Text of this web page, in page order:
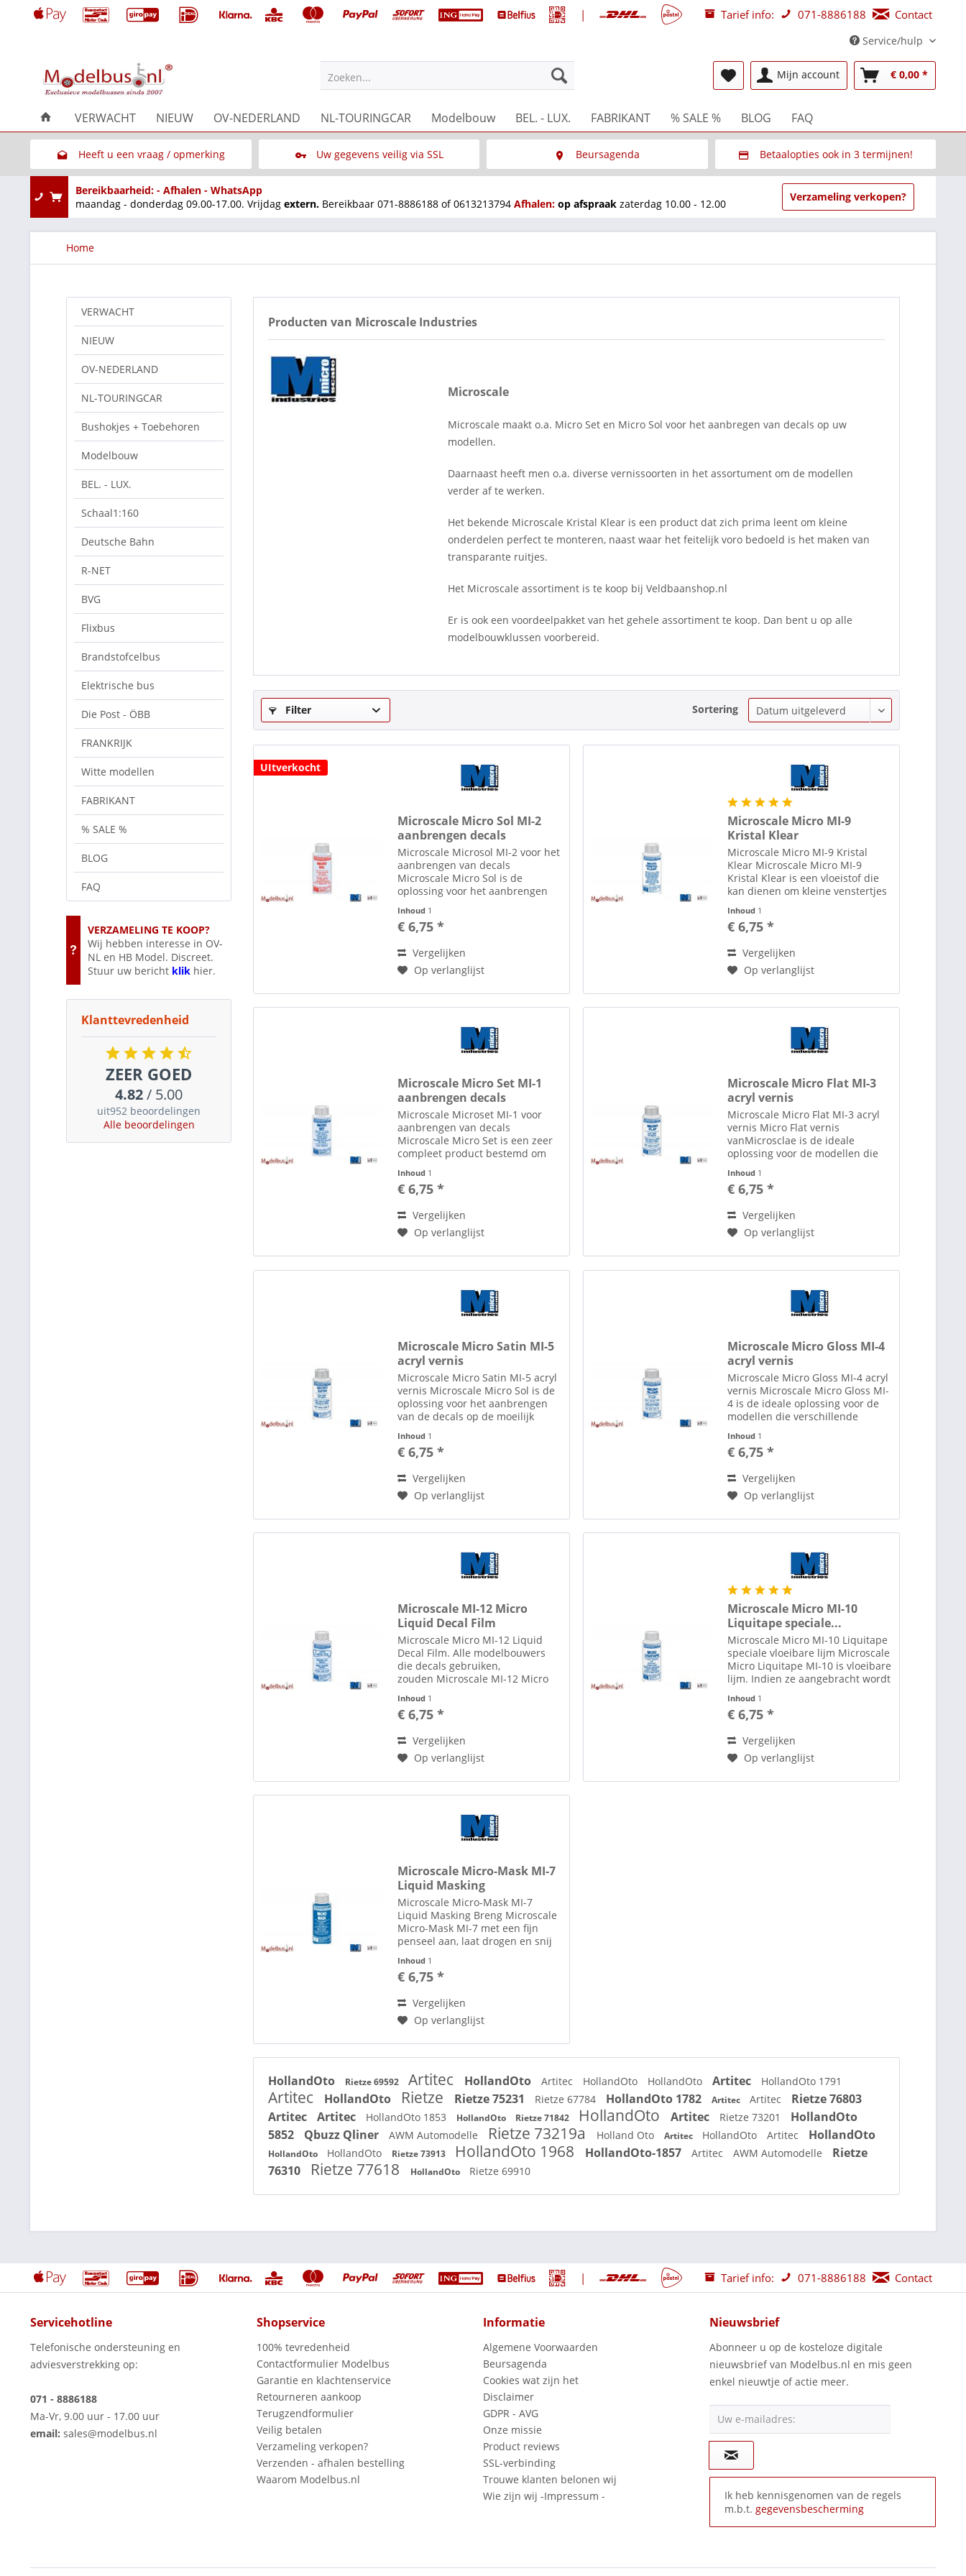
| Tarief info: 071-8886188 Contact
Service/hulp
Zoeken... Mijn account € 0,00 *
VERWACHT NIEUW OV-NEDERLAND NL-TOURINGCAR Modelbouw BEL. - LUX. FABRIKANT % SALE % BLOG FAQ
Heeft u een vraag / opmerking
Link naar het contactformulier
Uw gegevens veilig via SSL Beursagenda Betaalopties ook in 3 termijnen!
Via Multisafepay (veilig via SSL)
Bereikbaarheid: - Afhalen - WhatsApp
maandag - donderdag 09.00-17.00. Vrijdag extern. Bereikbaar 071-8886188 of 0613213794 Afhalen: op afspraak zaterdag 10.00 - 12.00
Verzameling verkopen?
Home
VERWACHT
NIEUW
OV-NEDERLAND
NL-TOURINGCAR
Bushokjes + Toebehoren
Modelbouw
BEL. - LUX.
Schaal1:160
Deutsche Bahn
R-NET
BVG
Flixbus
Brandstofcelbus
Elektrische bus
Die Post - ÖBB
FRANKRIJK
Witte modellen
FABRIKANT
% SALE %
BLOG
FAQ
VERZAMELING TE KOOP?
Wij hebben interesse in OV-
NL en HB Model. Discreet.
Stuur uw bericht klik hier.
Klanttevredenheid
ZEER GOED
4.82/ 5.00
uit952 beoordelingen
Alle beoordelingen
Producten van Microscale Industries
Microscale
Microscale maakt o.a. Micro Set en Micro Sol voor het aanbregen van decals op uw
modellen.
Daarnaast heeft men o.a. diverse vernissoorten in het assortument om de modellen
verder af te werken.
Het bekende Microscale Kristal Klear is een product dat zich prima leent om kleine
onderdelen perfect te monteren, naast waar het feitelijk voro bedoeld is het maken van
transparante ruitjes.
Het Microscale assortiment is te koop bij Veldbaanshop.nl
Er is ook een voordeelpakket van het gehele assortiment te koop. Dan bent u op alle
modelbouwklussen voorbereid.
Filter Sortering
UItverkocht
Microscale Micro Sol MI-2
aanbrengen decals
Microscale Microsol MI-2 voor het
aanbrengen van decals
Microscale Micro Sol is de
oplossing voor het aanbrengen
bereikbare plaatsen. Kenmerk
van Micro Sol: Het maakt de decal
Inhoud 1
€ 6,75 *
Vergelijken
Op verlanglijst
Microscale Micro MI-9
Kristal Klear
Microscale Micro MI-9 Kristal
Klear Microscale Micro MI-9
Kristal Klear is een vloeistof die
kan dienen om kleine venstertjes
6/7mm. Het is ook een lijm voor
het monteren van doorzichtige
Inhoud 1
€ 6,75 *
Vergelijken
Op verlanglijst
Microscale Micro Set MI-1
aanbrengen decals
Microscale Microset MI-1 voor
aanbrengen van decals
Microscale Micro Set is een zeer
compleet product bestemd om
vergemakkelijken. Dit product
mag rechtstreeks op het
aangebracht worden...
Inhoud 1
€ 6,75 *
Vergelijken
Op verlanglijst
Microscale Micro Flat MI-3
acryl vernis
Microscale Micro Flat MI-3 acryl
vernis Micro Flat vernis
vanMicrosclae is de ideale
oplossing voor de modellen die
vergen. Inderdaad, Micros coat
satin (satijn), Micros coat flat
Inhoud 1
€ 6,75 *
Vergelijken
Op verlanglijst
Microscale Micro Satin MI-5
acryl vernis
Microscale Micro Satin MI-5 acryl
vernis Microscale Micro Sol is de
oplossing voor het aanbrengen
van de decals op de moeilijk
van Micro Sol: Het maakt de decal
volledig zacht, wat deze toelaat
Inhoud 1
€ 6,75 *
Vergelijken
Op verlanglijst
Microscale Micro Gloss MI-4
acryl vernis
Microscale Micro Gloss MI-4 acryl
vernis Microscale Micro Gloss MI-
4 is de ideale oplossing voor de
modellen die verschillende
Micro Coat Satin (satijn), Micro
Coat FLAT (mat) en Micro Coat
Inhoud 1
€ 6,75 *
Vergelijken
Op verlanglijst
Microscale MI-12 Micro
Liquid Decal Film
Microscale Micro MI-12 Liquid
Decal Film. Alle modelbouwers
die decals gebruiken,
zouden Microscale MI-12 Micro
beschikking moeten hebben. De
"doos met restjes" is niet de
bewaren....
Inhoud 1
€ 6,75 *
Vergelijken
Op verlanglijst
Microscale Micro MI-10
Liquitape speciale...
Microscale Micro MI-10 Liquitape
speciale vloeibare lijm Microscale
Micro Liquitape MI-10 is vloeibare
lijm. Indien ze aangebracht wordt
oppervlaktes en ze is gedroogd,
dan kan ze tegen het andere
Inhoud 1
€ 6,75 *
Vergelijken
Op verlanglijst
Microscale Micro-Mask MI-7
Liquid Masking
Microscale Micro-Mask MI-7
Liquid Masking Breng Microscale
Micro-Mask MI-7 met een fijn
penseel aan, laat drogen en snij
hobbymes (stanley) voorzien van
een nieuw lemet. Verwijder het
Inhoud 1
€ 6,75 *
Vergelijken
Op verlanglijst
HollandOto Rietze 69592 Artitec HollandOto Artitec HollandOto HollandOto Artitec HollandOto 1791
Artitec HollandOto Rietze Rietze 75231 Rietze 67784 HollandOto 1782 Artitec Artitec
Rietze 76803
Artitec
Artitec HollandOto 1853 HollandOto Rietze 71842 HollandOto Artitec Rietze 73201
HollandOto
5852
Qbuzz Qliner AWM Automodelle Rietze 73219a Holland Oto Artitec HollandOto Artitec HollandOto
HollandOto HollandOto Rietze 73913 HollandOto 1968 HollandOto-1857 Artitec AWM Automodelle
Rietze
76310
Rietze 77618 HollandOto Rietze 69910
| Tarief info: 071-8886188 Contact
Servicehotline
Telefonische ondersteuning en
adviesverstrekking op:
071 - 8886188
Ma-Vr, 9.00 uur - 17.00 uur
email: sales@modelbus.nl
Shopservice
100% tevredenheid
Contactformulier Modelbus
Garantie en klachtenservice
Retourneren aankoop
Terugzendformulier
Veilig betalen
Verzameling verkopen?
Verzenden - afhalen bestelling
Waarom Modelbus.nl
Informatie
Algemene Voorwaarden
Beursagenda
Cookies wat zijn het
Disclaimer
GDPR - AVG
Onze missie
Product reviews
SSL-verbinding
Trouwe klanten belonen wij
Wie zijn wij -Impressum -
Nieuwsbrief
Abonneer u op de kosteloze digitale
nieuwsbrief van Modelbus.nl en mis geen
enkel nieuwtje of actie meer.
Uw e-mailadres:
Ik heb kennisgenomen van de regels
m.b.t. gegevensbescherming